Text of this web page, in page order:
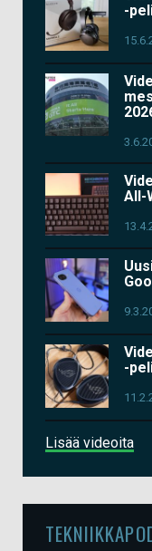
-
All-
-
Lisää videoita